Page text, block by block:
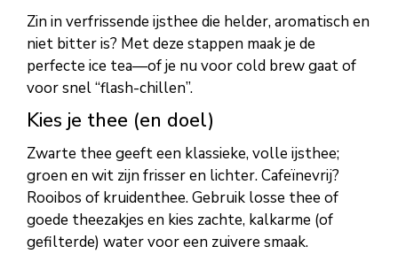
Zin in verfrissende ijsthee die helder, aromatisch en
niet bitter is? Met deze stappen maak je de
perfecte ice tea—of je nu voor cold brew gaat of
voor snel “flash-chillen”.
Kies je thee (en doel)
Zwarte thee geeft een klassieke, volle ijsthee;
groen en wit zijn frisser en lichter. Cafeïnevrij?
Rooibos of kruidenthee. Gebruik losse thee of
goede theezakjes en kies zachte, kalkarme (of
gefilterde) water voor een zuivere smaak.